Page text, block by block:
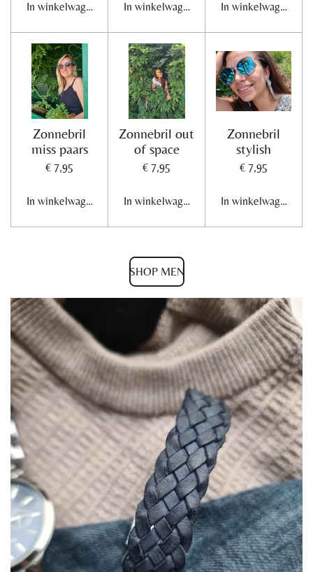
In winkelwagen In winkelwagen In winkelwagen
Zonnebril
miss paars
€ 7,95
In winkelwagen
Zonnebril out
of space
€ 7,95
In winkelwagen
Zonnebril
stylish
€ 7,95
In winkelwagen
SHOP MEN